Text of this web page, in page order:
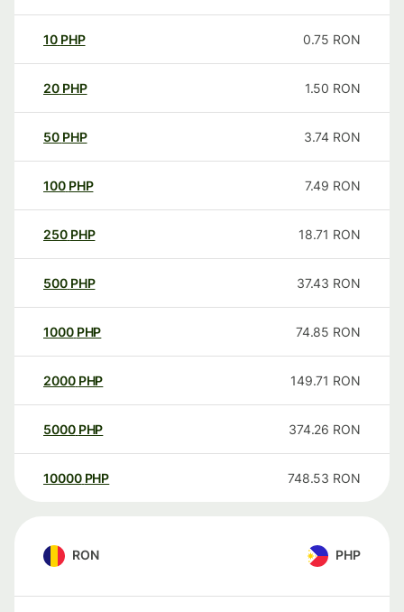
10 PHP 0.75 RON
20 PHP 1.50 RON
50 PHP 3.74 RON
100 PHP 7.49 RON
250 PHP 18.71 RON
500 PHP 37.43 RON
1000 PHP 74.85 RON
2000 PHP 149.71 RON
5000 PHP 374.26 RON
10000 PHP 748.53 RON
RON PHP